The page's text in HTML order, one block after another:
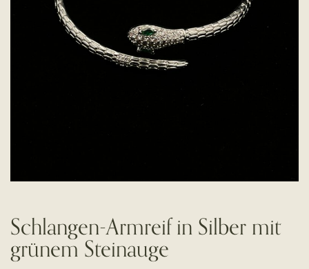
Schlangen-Armreif in Silber mit
grünem Steinauge